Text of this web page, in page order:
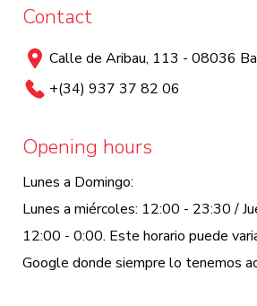
Contact
Calle de Aribau, 113 - 08036
+(34) 937 37 82 06
Opening hours
Lunes a Domingo:
Lunes a miércoles: 12:00 - 23:30 /
12:00 - 0:00. Este horario puede
Google donde siempre lo tenemos